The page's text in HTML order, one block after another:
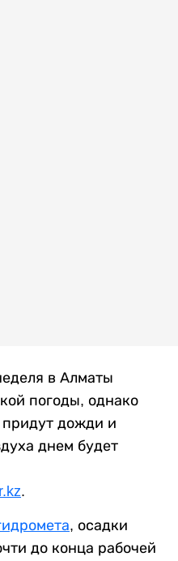
в Алматы
погоды, однако
придут дожди и
днем будет
.
, осадки
до конца рабочей